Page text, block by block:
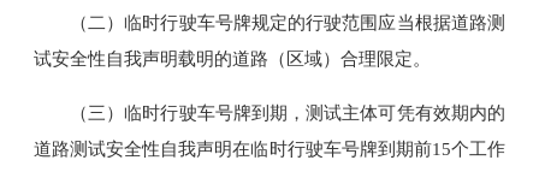
（二）临时行驶车号牌规定的行驶范围应当根据道路测
试安全性自我声明载明的道路（区域）合理限定。
（三）临时行驶车号牌到期，测试主体可凭有效期内的
道路测试安全性自我声明在临时行驶车号牌到期前15个工作